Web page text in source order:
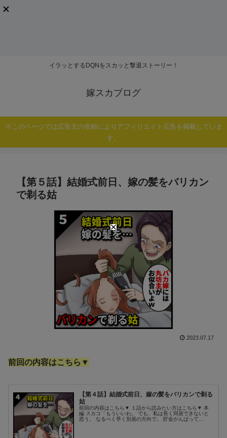
イラッとするDQNをスカッと撃退ストーリー！
嫁スカブログ
※このページでは広告主の依頼によりアフィリエイト広告を掲載していま
す。
【第５話】結婚式前日、嫁の髪をバリカン
で剃る姑
2023.07.17
前回の内容はこちら▼
【第４話】結婚式前日、嫁の髪をバリカンで剃る
姑
前回の内容はこちら▼ １話から読みたい方はこちら▼ 本
編 スカコ「もういいわ。 でも、私は長く同居できないと
思う。 なるべく早く別居の方向で。 貯金がんばって